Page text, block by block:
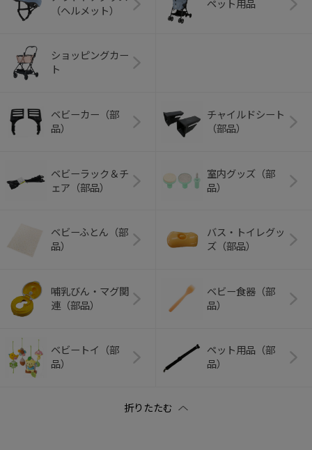
（ヘルメット）
ペット用品
ショッピングカー
ト
ベビーカー（部
品）
チャイルドシート
（部品）
ベビーラック＆チ
ェア（部品）
室内グッズ（部
品）
ベビーふとん（部
品）
バス・トイレグッ
ズ（部品）
哺乳びん・マグ関
連（部品）
ベビー食器（部
品）
ベビートイ（部
品）
ペット用品（部
品）